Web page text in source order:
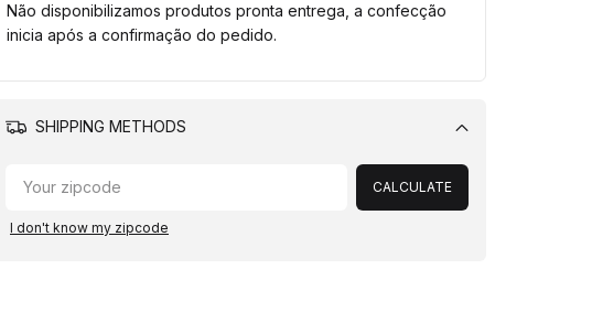
Não disponibilizamos produtos pronta entrega, a confecção
inicia após a confirmação do pedido.
SHIPPING METHODS
Change
zipcode
CALCULATE
I don't know my zipcode